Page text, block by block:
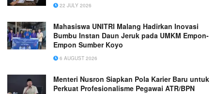
22 JULY 2026
Mahasiswa UNITRI Malang Hadirkan Inovasi
Bumbu Instan Daun Jeruk pada UMKM Empon-
Empon Sumber Koyo
6 AUGUST 2026
Menteri Nusron Siapkan Pola Karier Baru untuk
Perkuat Profesionalisme Pegawai ATR/BPN